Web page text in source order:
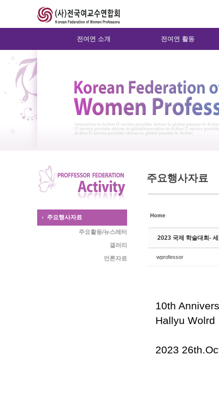
전여연 소개 전여연 활동
주요행사자료
주요활동/뉴스레터
갤러리
언론자료
주요행사자료
Home
2023 국제 학술대회-
wprofessor
10th
Hallyu Wolrd
2023